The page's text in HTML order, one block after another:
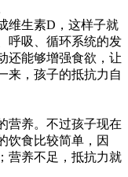
维生素D，这样子就
呼吸、循环系统的发
还能够增强食欲，让
来，孩子的抵抗力自
营养。不过孩子现在
饮食比较简单，因
营养不足，抵抗力就